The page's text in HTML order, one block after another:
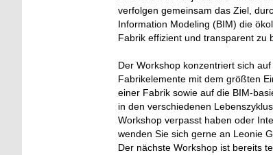
verfolgen gemeinsam das Ziel,
Information Modeling (BIM) die
Fabrik effizient und transparent zu
Der Workshop konzentriert sich
Fabrikelemente mit dem größten
einer Fabrik sowie auf die BIM-
in den verschiedenen
Workshop verpasst haben oder
wenden Sie sich gerne an Leonie
Der nächste Workshop ist bereits